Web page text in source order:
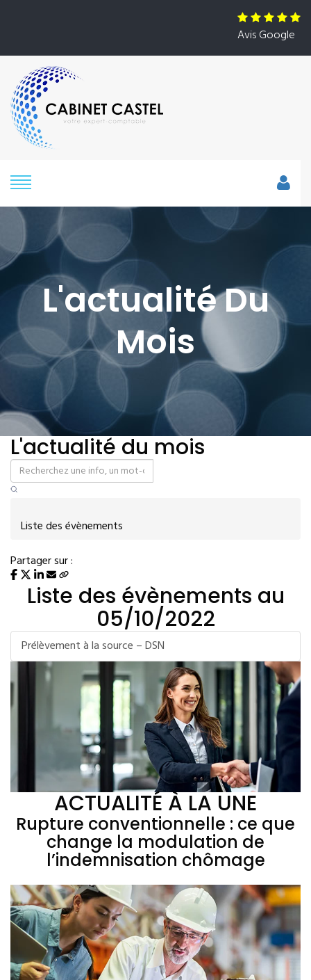
Avis Google
L'actualité Du
Mois
L'actualité du mois
Liste des évènements
Partager sur :
Liste des évènements au
05/10/2022
Prélèvement à la source – DSN
ACTUALITÉ À LA UNE
Rupture conventionnelle : ce que
change la modulation de
l’indemnisation chômage